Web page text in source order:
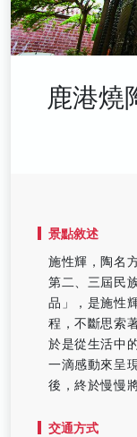
鹿港燒
景點敘述
施性輝，陶名
第二、三屆民
品」，是施性
程，不斷思索
於是從生活中
一滴感動來呈
後，終於慢慢
交通方式